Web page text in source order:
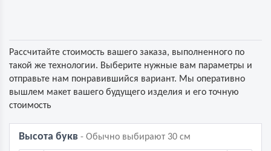
Рассчитайте стоимость вашего заказа, выполненного по
такой же технологии. Выберите нужные вам параметры и
отправьте нам понравившийся вариант. Мы оперативно
вышлем макет вашего будущего изделия и его точную
стоимость
Высота букв - Обычно выбирают 30 см